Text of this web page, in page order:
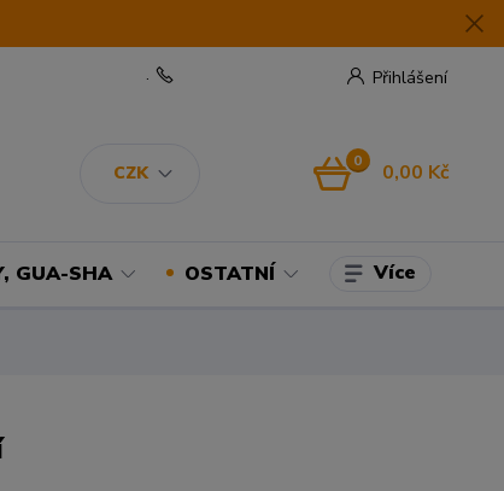
CZK
Přihlášení
.
0 0,00 Kč
GUA-SHA OSTATNÍ Více